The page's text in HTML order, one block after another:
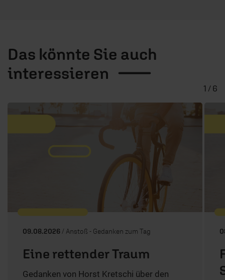
Das könnte Sie auch
interessieren
09.08.2026/ Anstoß - Gedanken zum Tag
Eine rettender Traum
Gedanken von Horst Kretschi über den
1 / 6